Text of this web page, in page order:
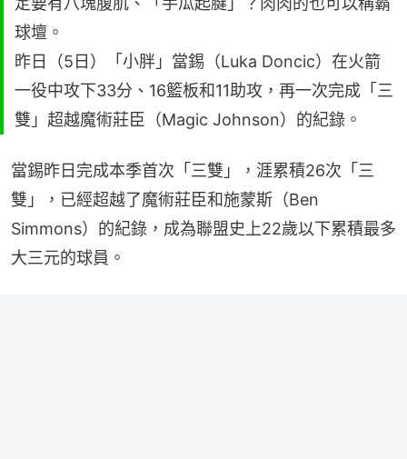
球壇。
昨日（5日）「小胖」當錫（Luka Doncic）在火箭
一役中攻下33分、16籃板和11助攻，再一次完成「三
雙」超越魔術莊臣（Magic Johnson）的紀錄。
當錫昨日完成本季首次「三雙」，涯累積26次「三
雙」，已經超越了魔術莊臣和施蒙斯（Ben
Simmons）的紀錄，成為聯盟史上22歲以下累積最多
大三元的球員。